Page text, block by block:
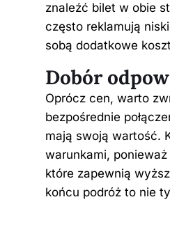
znaleźć bilet w obie
często reklamują
sobą dodatkowe
Dobór
Oprócz cen, warto
bezpośrednie
mają swoją wartość.
warunkami,
które zapewnią
końcu podróż to nie